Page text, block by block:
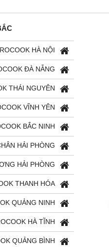
HÀ NỘI
ĐÀ NẴNG
THÁI NGUYÊN
VĨNH YÊN
BẮC NINH
HẢI PHÒNG
HẢI PHÒNG
THANH HÓA
QUẢNG NINH
HÀ TĨNH
QUẢNG BÌNH